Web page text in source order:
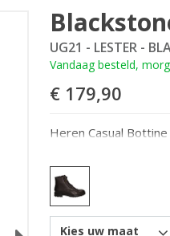
Next
UG21 - LESTER -
Vandaag besteld,
€ 179,90
Heren Casual
Kies uw maat